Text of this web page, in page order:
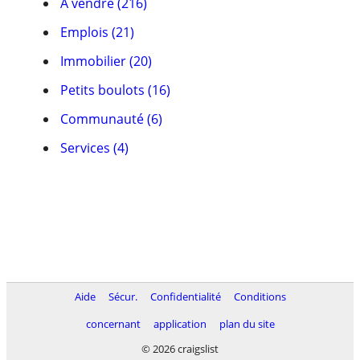
Emplois (21)
Immobilier (20)
Petits boulots (16)
Communauté (6)
Services (4)
Aide Sécur. Confidentialité
Conditions
concernant
application
plan du site
© 2026 craigslist